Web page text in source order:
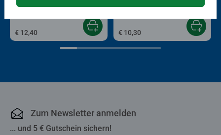
€ 12,40 € 10,30
Zum Newsletter anmelden
... und 5 € Gutschein sichern!